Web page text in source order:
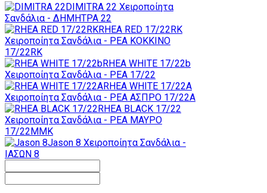
DIMITRA 22 Χειροποίητα
Σανδάλια - ΔΗΜΗΤΡΑ 22
RHEA RED 17/22RK
Χειροποίητα Σανδάλια - ΡΕΑ ΚΟΚΚΙΝΟ
17/22RK
RHEA WHITE 17/22b
Χειροποίητα Σανδάλια - ΡΕΑ 17/22
RHEA WHITE 17/22A
Χειροποίητα Σανδάλια - ΡΕΑ ΑΣΠΡΟ 17/22A
RHEA BLACK 17/22
Χειροποίητα Σανδάλια - ΡΕΑ ΜΑΥΡΟ
17/22MMK
Jason 8 Χειροποίητα Σανδάλια -
ΙΑΣΩΝ 8